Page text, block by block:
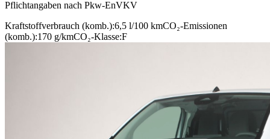
Pflichtangaben nach Pkw-EnVKV
Kraftstoffverbrauch (komb.):6,5 l/100 kmCO₂-Emissionen
(komb.):170 g/kmCO₂-Klasse:F